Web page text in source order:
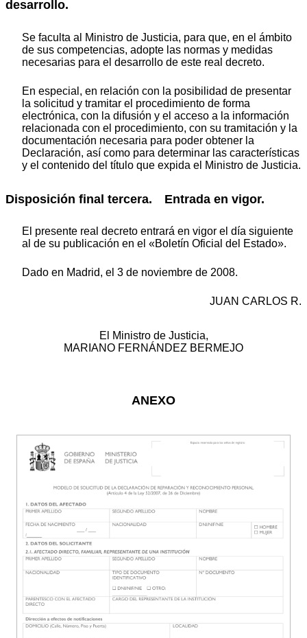
desarrollo.
Se faculta al Ministro de Justicia, para que, en el ámbito
de sus competencias, adopte las normas y medidas
necesarias para el desarrollo de este real decreto.
En especial, en relación con la posibilidad de presentar
la solicitud y tramitar el procedimiento de forma
electrónica, con la difusión y el acceso a la información
relacionada con el procedimiento, con su tramitación y la
documentación necesaria para poder obtener la
Declaración, así como para determinar las características
y el contenido del título que expida el Ministro de Justicia.
Disposición final tercera. Entrada en vigor.
El presente real decreto entrará en vigor el día siguiente
al de su publicación en el «Boletín Oficial del Estado».
Dado en Madrid, el 3 de noviembre de 2008.
JUAN CARLOS R.
El Ministro de Justicia,
MARIANO FERNÁNDEZ BERMEJO
ANEXO